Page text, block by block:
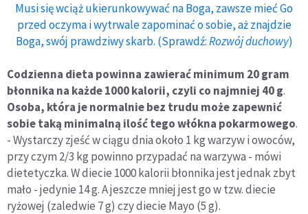
Musi się wciąż ukierunkowywać na Boga, zawsze mieć Go
przed oczyma i wytrwale zapominać o sobie, aż znajdzie
Boga, swój prawdziwy skarb. (Sprawdź:Rozwój duchowy)
Codzienna dieta powinna zawierać minimum 20 gram
błonnika na każde 1000 kalorii, czyli co najmniej 40 g.
Osoba, która je normalnie bez trudu może zapewnić
sobie taką minimalną ilość tego włókna pokarmowego.
- Wystarczy zjeść w ciągu dnia około 1 kg warzyw i owoców,
przy czym 2/3 kg powinno przypadać na warzywa - mówi
dietetyczka. W diecie 1000 kalorii błonnika jest jednak zbyt
mało - jedynie 14 g. A jeszcze mniej jest go w tzw. diecie
ryżowej (zaledwie 7 g) czy diecie Mayo (5 g).